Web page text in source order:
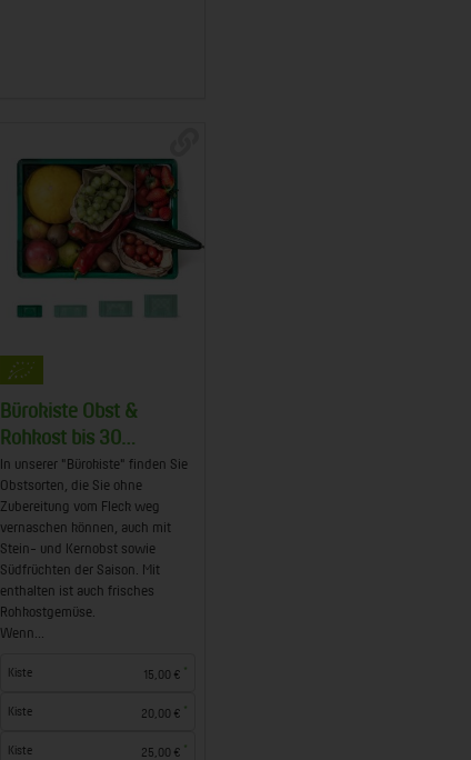
Bürokiste Obst &
Rohkost bis 30
Personen - weiterlesen
In unserer "Bürokiste" finden Sie
Obstsorten, die Sie ohne
Zubereitung vom Fleck weg
vernaschen können, auch mit
Stein- und Kernobst sowie
Südfrüchten der Saison. Mit
enthalten ist auch frisches
Rohkostgemüse.
Wenn...
Kiste 15,00 € *
Kiste 20,00 € *
Kiste 25,00 € *